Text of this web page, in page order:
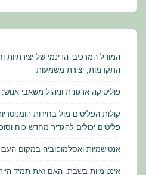
הלכה
ומנהג:
שחזורים
למבחן
המודל המרכיבי הדינמי של יצירתיות
התקדמות, יצירת משמעות
פוליטיקה ארגונית וניהול משאבי אנוש:
קולות הפליטים מול בחירות
פליטים יכולים להגדיר מחדש כוח
אנטישמיות ואסלמופוביה במקום
אינטימיות בשבת: האם זאת תמיד